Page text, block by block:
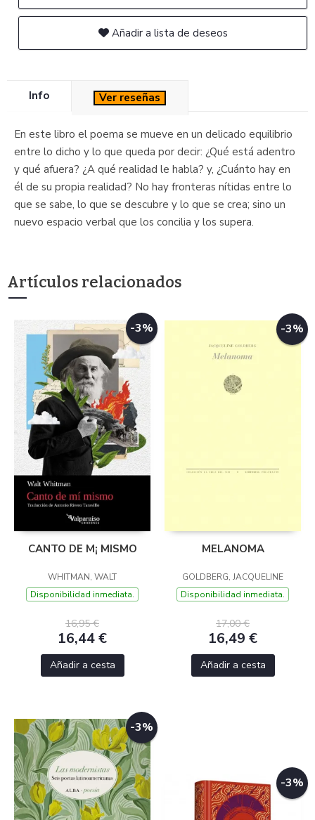
Añadir a lista de deseos
Info Ver reseñas
En este libro el poema se mueve en un delicado equilibrio
entre lo dicho y lo que queda por decir: ¿Qué está adentro
y qué afuera? ¿A qué realidad le habla? y, ¿Cuánto hay en
él de su propia realidad? No hay fronteras nítidas entre lo
que se sabe, lo que se descubre y lo que se crea; sino un
nuevo espacio verbal que los concilia y los supera.
Artículos relacionados
-3%
CANTO DE M¡ MISMO
WHITMAN, WALT
Disponibilidad inmediata.
16,95 €
16,44 €
Añadir a cesta
-3%
MELANOMA
GOLDBERG, JACQUELINE
Disponibilidad inmediata.
17,00 €
16,49 €
Añadir a cesta
-3%
-3%